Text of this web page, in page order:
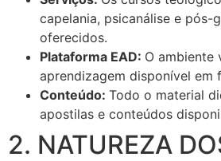
capelania, psicanálise e pós-
oferecidos.
Plataforma EAD: O ambiente
aprendizagem disponível em
Conteúdo: Todo o material
apostilas e conteúdos
2. NATUREZA